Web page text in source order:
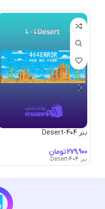
بنر 404-Desert
تومان
بنر 404-Desert